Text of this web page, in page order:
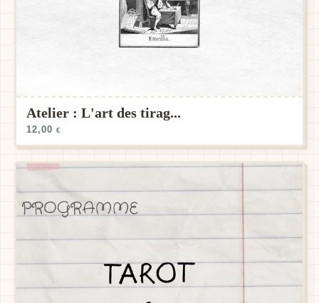
Atelier : L'art des tirag...
12,00 €